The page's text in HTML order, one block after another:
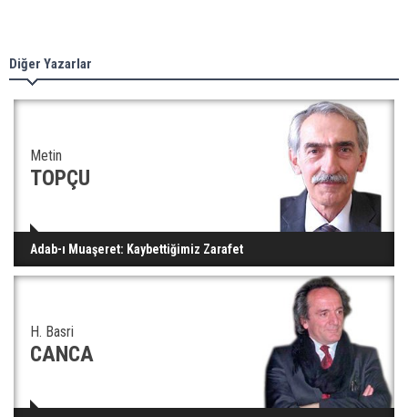
Diğer Yazarlar
Metin
TOPÇU
Adab-ı Muaşeret: Kaybettiğimiz Zarafet
H. Basri
CANCA